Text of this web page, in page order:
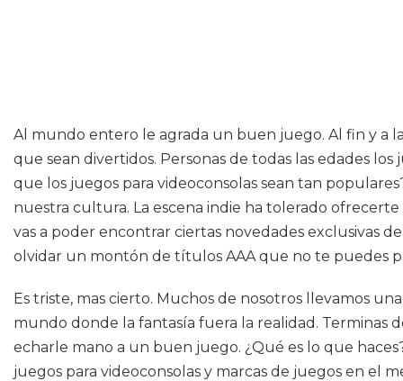
Al mundo entero le agrada un buen juego. Al fin y a
que sean divertidos. Personas de todas las edades
que los juegos para videoconsolas sean tan
nuestra cultura. La escena indie ha tolerado
vas a poder encontrar ciertas novedades exclusivas
olvidar un montón de títulos AAA que no te puedes
Es triste, mas cierto. Muchos de nosotros llevamos
mundo donde la fantasía fuera la realidad. Terminas
echarle mano a un buen juego. ¿Qué es lo que
juegos para videoconsolas y marcas de juegos en el